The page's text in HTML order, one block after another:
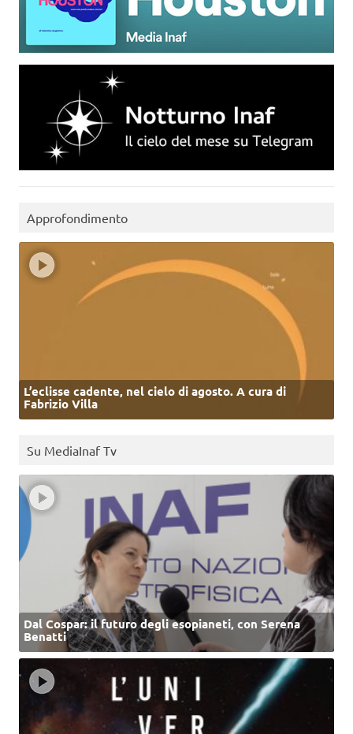
Approfondimento
L’eclisse cadente, nel cielo di agosto. A cura di
Fabrizio Villa
Su MediaInaf Tv
Dal Cospar: il futuro degli esopianeti, con Serena
Benatti